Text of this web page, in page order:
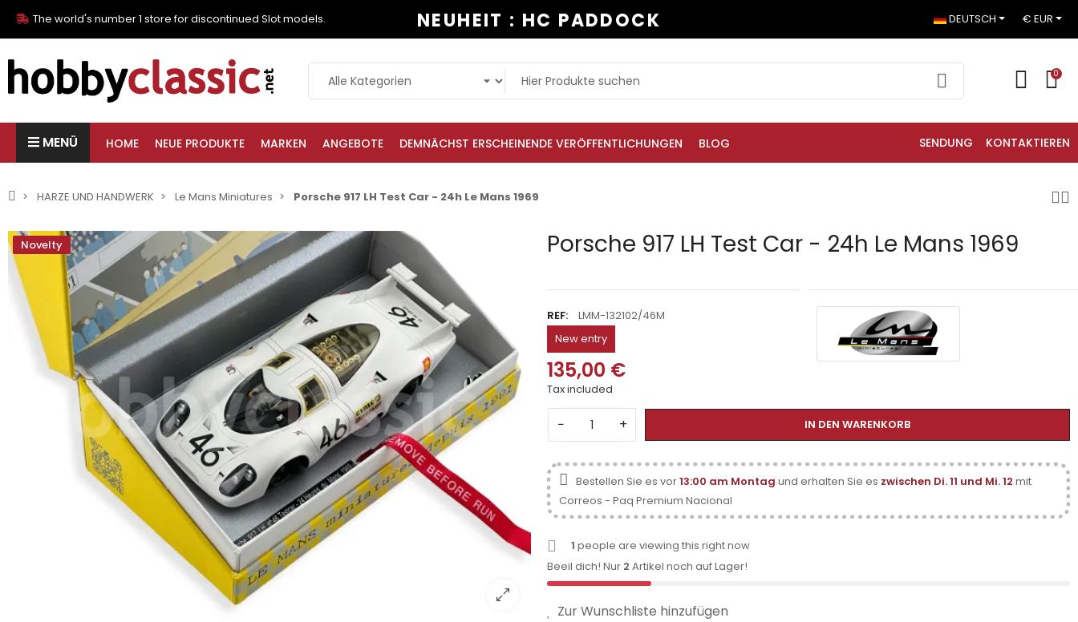
The world's number 1 store for discontinued Slot models. NEUHEIT : HC PADDOCK DEUTSCH € EUR
0
MENÜ HOME NEUE PRODUKTE MARKEN ANGEBOTE DEMNÄCHST ERSCHEINENDE VERÖFFENTLICHUNGEN BLOG SENDUNG KONTAKTIEREN
HARZE UND HANDWERK Le Mans Miniatures Porsche 917 LH Test Car - 24h Le Mans 1969
Novelty Porsche 917 LH Test Car - 24h Le Mans 1969
REF:
LMM-132102/46M
New entry
135,00 €
Tax included
− + IN DEN WARENKORB
Bestellen Sie es vor13:00 am Montag und erhalten Sie es zwischen Di. 11 und Mi. 12 mit
Correos - Paq Premium Nacional
1 people are viewing this right now
Beeil dich! Nur 2 Artikel noch auf Lager!
Zur Wunschliste hinzufügen